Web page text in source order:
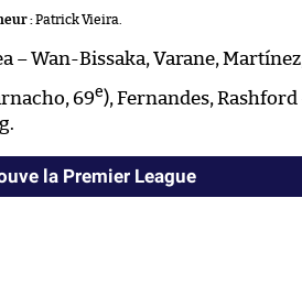
:Patrick Vieira.
– Wan-Bissaka, Varane,
69e), Fernandes,
la Premier League